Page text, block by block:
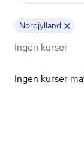
Nordjylland
Ingen kurser
Ingen kurser